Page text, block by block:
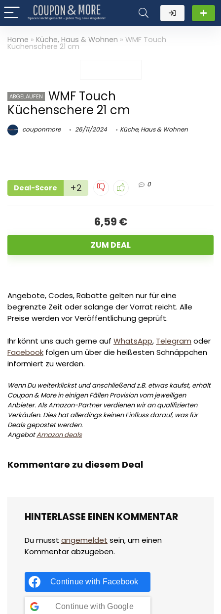
Home » Küche, Haus & Wohnen » WMF Touch
Küchenschere 21 cm
ABGELAUFEN
WMF Touch
Küchenschere 21 cm
couponmore 26/11/2024 Küche, Haus & Wohnen
Deal-Score +2 0
6,59 €
ZUM DEAL
Angebote, Codes, Rabatte gelten nur für eine
begrenzte Zeit oder solange der Vorrat reicht. Alle
Preise werden vor Veröffentlichung geprüft.
Ihr könnt uns auch gerne auf WhatsApp, Telegram oder
Facebook folgen um über die heißesten Schnäppchen
informiert zu werden.
Wenn Du weiterklickst und anschließend z.B. etwas kaufst, erhält
Coupon & More in einigen Fällen Provision vom jeweiligen
Anbieter. Als Amazon-Partner verdienen wir an qualifizierten
Verkäufen. Dies hat allerdings keinen Einfluss darauf, was für
Deals gepostet werden.
AngebotAmazon deals
Kommentare zu diesem Deal
HINTERLASSE EINEN KOMMENTAR
Du musst angemeldet sein, um einen
Kommentar abzugeben.
Continue with Facebook
Continue with Google